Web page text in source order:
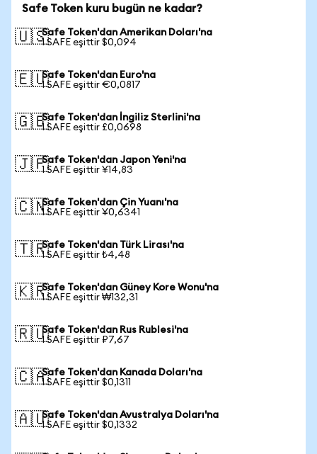
Safe Token kuru bugün ne kadar?
🇺🇸Safe Token'dan Amerikan Doları'na
1 SAFE eşittir $0,094
🇪🇺Safe Token'dan Euro'na
1 SAFE eşittir €0,0817
🇬🇧Safe Token'dan İngiliz Sterlini'na
1 SAFE eşittir £0,0698
🇯🇵Safe Token'dan Japon Yeni'na
1 SAFE eşittir ¥14,83
🇨🇳Safe Token'dan Çin Yuanı'na
1 SAFE eşittir ¥0,6341
🇹🇷Safe Token'dan Türk Lirası'na
1 SAFE eşittir ₺4,48
🇰🇷Safe Token'dan Güney Kore Wonu'na
1 SAFE eşittir ₩132,31
🇷🇺Safe Token'dan Rus Rublesi'na
1 SAFE eşittir ₽7,67
🇨🇦Safe Token'dan Kanada Doları'na
1 SAFE eşittir $0,1311
🇦🇺Safe Token'dan Avustralya Doları'na
1 SAFE eşittir $0,1332